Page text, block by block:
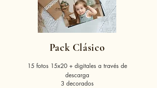
Pack Clásico
15 fotos 15x20 + digitales a través de
descarga
3 decorados